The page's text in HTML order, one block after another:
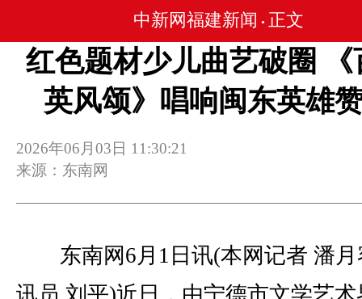
中新网福建新闻 • 正文
红色题材少儿曲艺破圈 《
英风颂》唱响闽东英雄
2026年06月03日 11:30:21
来源：东南网
东南网6月1日讯(本网记者 潘月
讯员 刘平)近日，由宁德市文学艺术